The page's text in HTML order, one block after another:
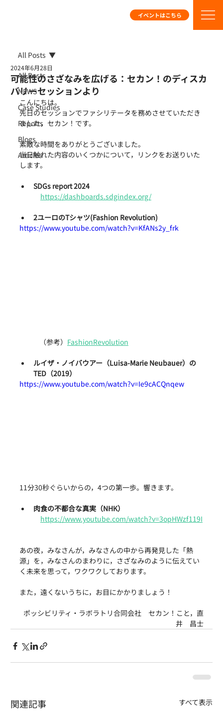
イベントはこちら
All Posts
NEWS
Case Studies
Reports
Blogs
Articles
All Posts
可能性のさざなみを広げる：セカン！のディスカ
バリーセッションより
2024年6月28日
こんにちは。
先日のセッションでファシリテータを務めさせていただき
ました，セカン！です。
素敵な時間をありがとうございました。
当日触れた内容のいくつかについて，リンクをお送りいた
します。
SDGs report 2024
https://dashboards.sdgindex.org/
2ユーロのTシャツ(Fashion Revolution)
https://www.youtube.com/watch?v=KfANs2y_frk
（参考） FashionRevolution
ルイザ・ノイバウアー（Luisa-Marie Neubauer）の
TED（2019）
https://www.youtube.com/watch?v=Ie9cACQnqew
11分30秒ぐらいからの，4つの第一歩。響きます。
肉食の不都合な真実（NHK）
https://www.youtube.com/watch?v=3opHWzf119I
あの夜，みなさんが，みなさんの中から再発見した「熱
源」を，みなさんのまわりに，さざなみのように伝えてい
く未来を思って，ワクワクしております。
また，遠くないうちに，お目にかかりましょう！
ポッシビリティ・ラボラトリ合同会社　セカン！こと，直
井　昌士
関連記事 すべて表示